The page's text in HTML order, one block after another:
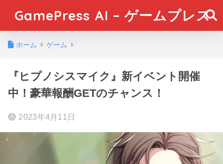
GamePress AI – ゲームプレス
ホーム ゲーム
『ヒプノシスマイク』新イベント開催
中！豪華報酬GETのチャンス！
2023年4月11日